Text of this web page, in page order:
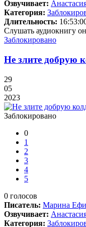
Озвучивает:
Категория:
Длительность:
Слушать аудиокнигу
Заблокировано
Не злите добрую
29
05
2023
Заблокировано
0
1
2
3
4
5
0 голосов
Писатель: Марина
Озвучивает:
Категория: